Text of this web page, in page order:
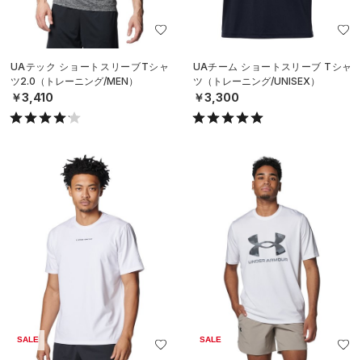
UAテック ショートスリーブTシャ
ツ2.0（トレーニング/MEN）
￥3,410
UAチーム ショートスリーブ Tシャ
ツ（トレーニング/UNISEX）
￥3,300
SALE SALE